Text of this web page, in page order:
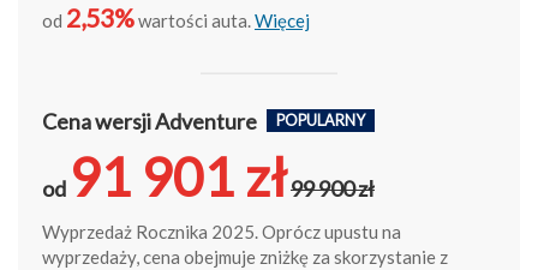
od 2,53%wartości auta.Więcej
Cena wersji Adventure POPULARNY
od 91 901 zł99 900 zł
Wyprzedaż Rocznika 2025. Oprócz upustu na
wyprzedaży, cena obejmuje zniżkę za skorzystanie z